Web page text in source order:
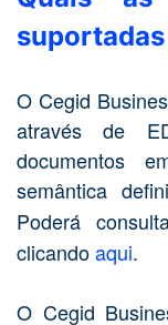
O Cegid
através de
documentos
semântica
Poderá
clicandoaqui.
O Cegid